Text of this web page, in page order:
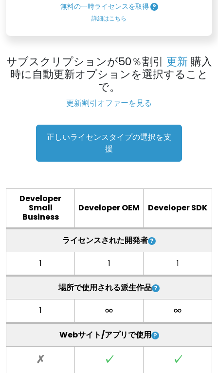
無料の一時ライセンスを取得
詳細はこちら
サブスクリプションが50％割引 更新 購入
時に自動更新オプションを選択すること
で。
更新割引オファーを見る
正しいライセンスタイプの選択を支
援
Developer
Small
Business
Developer OEM Developer SDK
ライセンスされた開発者
1 1 1
場所で使用される派生作品
1
Webサイト/アプリで使用
✗ ✓ ✓